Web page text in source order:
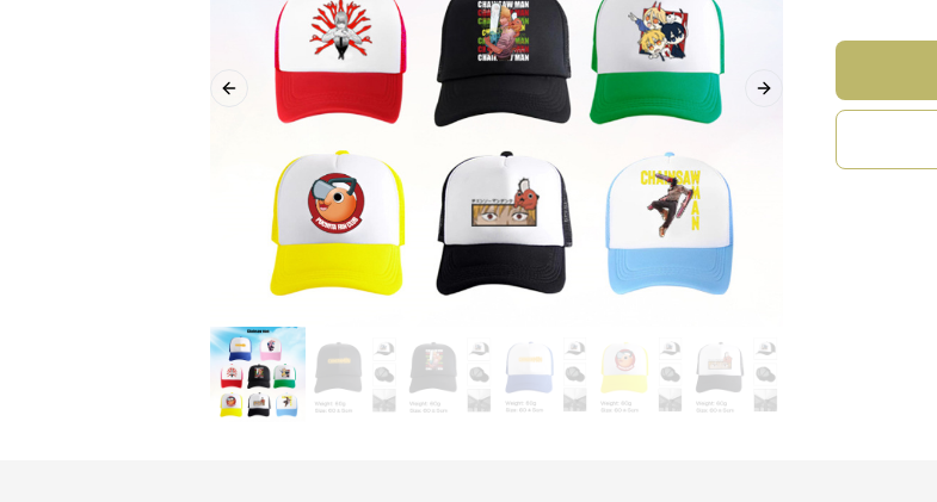
Previous slide Next slide